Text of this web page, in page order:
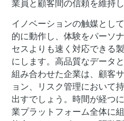
業員と顧客間の信頼を維持し
イノベーションの触媒とし
的に動作し、体験をパーソ
セスよりも速く対応できる
にします。高品質なデータ
組み合わせた企業は、顧客
ョン、リスク管理において
出すでしょう。時間が経つ
業プラットフォーム全体に